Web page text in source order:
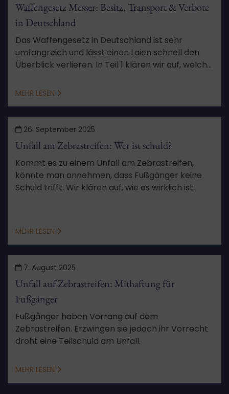
Waffengesetz Messer: Besitz, Transport & Verbote
in Deutschland
Das Waffengesetz in Deutschland ist sehr
umfangreich und lässt einen Laien schnell den
Überblick verlieren. In Teil 1 klären wir auf, welche
transportieren dürfen.
MEHR LESEN
26. September 2025
Unfall am Zebrastreifen: Wer ist schuld?
Kommt es zu einem Unfall am Zebrastreifen,
könnte man annehmen, dass Fußgänger keine
Schuld trifft. Wir klären auf, wie es wirklich ist.
MEHR LESEN
7. August 2025
Unfall auf Zebrastreifen: Mithaftung für
Fußgänger
Fußgänger haben Vorrang auf dem
Zebrastreifen. Erzwingen sie jedoch ihr Vorrecht
droht eine Teilschuld am Unfall.
MEHR LESEN